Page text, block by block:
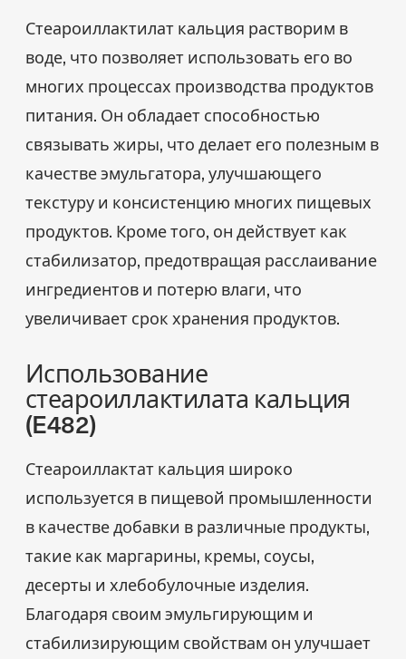
Стеароиллактилат кальция растворим в
воде, что позволяет использовать его во
многих процессах производства продуктов
питания. Он обладает способностью
связывать жиры, что делает его полезным в
качестве эмульгатора, улучшающего
текстуру и консистенцию многих пищевых
продуктов. Кроме того, он действует как
стабилизатор, предотвращая расслаивание
ингредиентов и потерю влаги, что
увеличивает срок хранения продуктов.
Использование
стеароиллактилата кальция
(E482)
Стеароиллактат кальция широко
используется в пищевой промышленности
в качестве добавки в различные продукты,
такие как маргарины, кремы, соусы,
десерты и хлебобулочные изделия.
Благодаря своим эмульгирующим и
стабилизирующим свойствам он улучшает